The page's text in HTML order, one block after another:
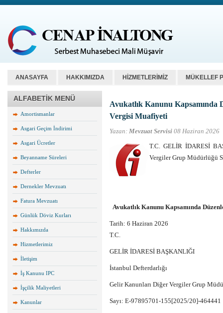
ANASAYFA HAKKIMIZDA HİZMETLERİMİZ MÜKELLEF
ALFABETİK MENÜ
Amortismanlar
Asgari Geçim İndirimi
Asgari Ücretler
Beyanname Süreleri
Defterler
Dernekler Mevzuatı
Fatura Mevzuatı
Günlük Döviz Kurları
Hakkımızda
Hizmetlerimiz
İletişim
İş Kanunu IPC
İşçilik Maliyetleri
Kanunlar
Avukatlık Kanunu Kapsamında
Vergisi Muafiyeti
Yazan: Mevzuat Servisi 08 Haziran 2026
T.C. GELİR İDARESİ
Vergiler Grup Müdürlüğü
Avukatlık Kanunu Kapsamında
Tarih: 6 Haziran 2026
T.C.
GELİR İDARESİ BAŞKANLIĞI
İstanbul Defterdarlığı
Gelir Kanunları Diğer Vergiler Grup
Sayı: E-97895701-155[2025/20]-464441